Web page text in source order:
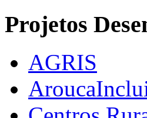
Projetos
AGRIS